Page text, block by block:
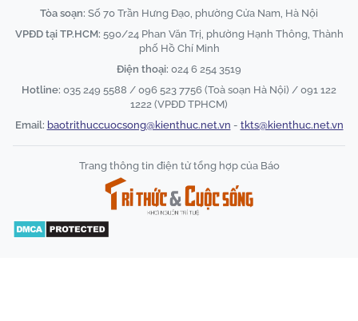
Tòa soạn: Số 70 Trần Hưng Đạo, phường Cửa Nam, Hà Nội
VPĐD tại TP.HCM: 590/24 Phan Văn Trị, phường Hạnh Thông, Thành
phố Hồ Chí Minh
Điện thoại: 024 6 254 3519
Hotline: 035 249 5588 / 096 523 7756 (Toà soạn Hà Nội) / 091 122
1222 (VPĐD TPHCM)
Email: baotrithuccuocsong@kienthuc.net.vn - tkts@kienthuc.net.vn
Trang thông tin điện tử tổng hợp của Báo